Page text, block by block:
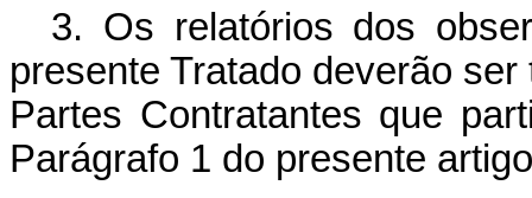
3. Os relatórios dos
presente Tratado deverão
Partes Contratantes que
Parágrafo 1 do presente